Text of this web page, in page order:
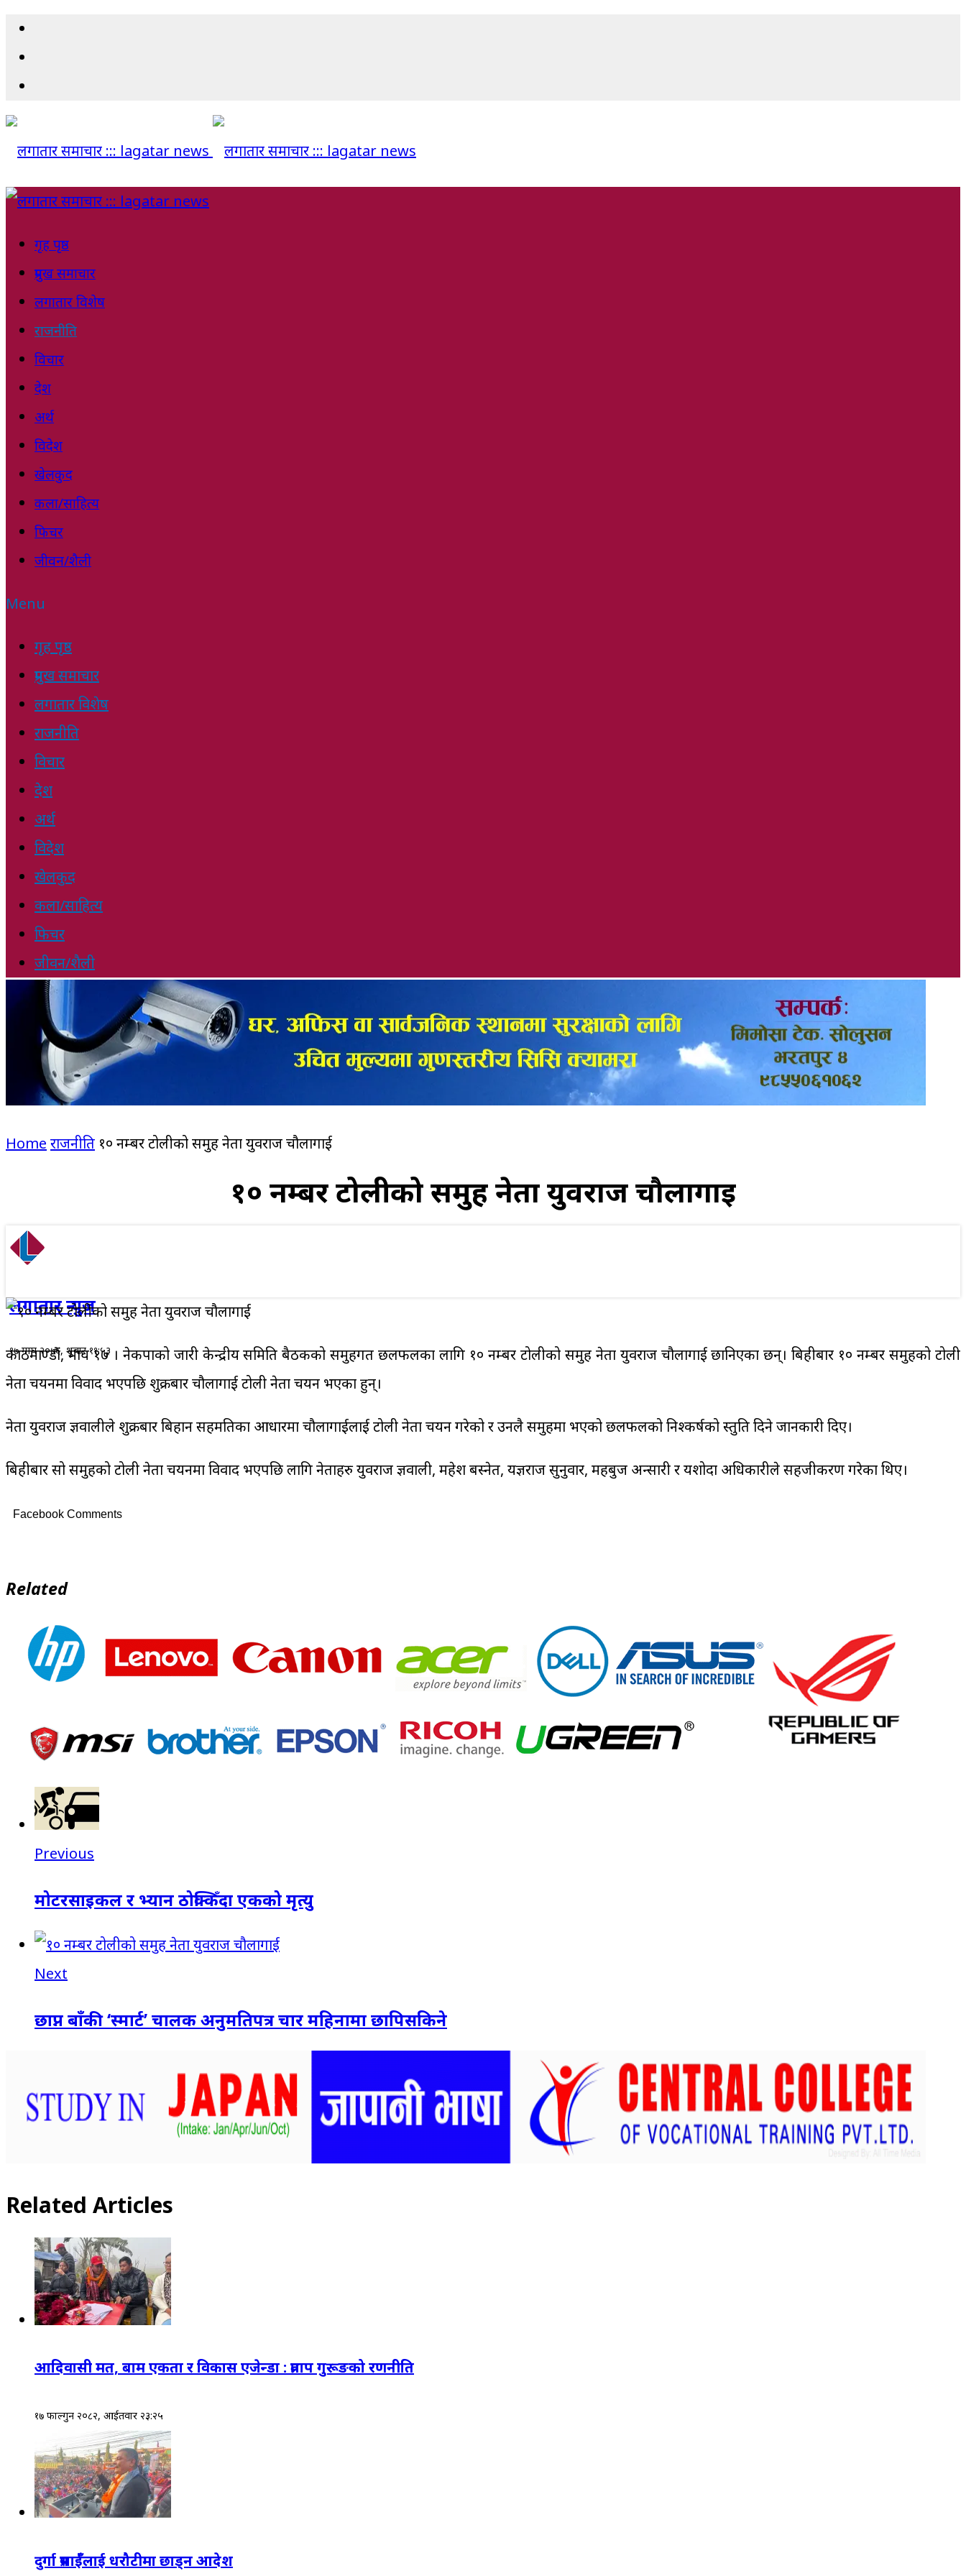
गृह पृष्ठ
प्रमुख समाचार
लगातार विशेष
राजनीति
विचार
देश
अर्थ
विदेश
खेलकुद
कला/साहित्य
फिचर
जीवन/शैली
Menu
गृह पृष्ठ
प्रमुख समाचार
लगातार विशेष
राजनीति
विचार
देश
अर्थ
विदेश
खेलकुद
कला/साहित्य
फिचर
जीवन/शैली
Home राजनीति १० नम्बर टोलीको समुह नेता युवराज चौलागाई
१० नम्बर टोलीको समुह नेता युवराज चौलागाई
लगातार न्युज
१७ माघ २०७६, शुक्रबार ११:५३
काठमाण्डौं, माघ १७ । नेकपाको जारी केन्द्रीय समिति बैठकको समुहगत छलफलका लागि १० नम्बर टोलीको समुह नेता युवराज चौलागाई छानिएका छन्। बिहीबार १० नम्बर समुहको टोली
नेता चयनमा विवाद भएपछि शुक्रबार चौलागाई टोली नेता चयन भएका हुन्।
नेता युवराज ज्ञवालीले शुक्रबार बिहान सहमतिका आधारमा चौलागाईलाई टोली नेता चयन गरेको र उनलै समुहमा भएको छलफलको निश्कर्षको प्रस्तुति दिने जानकारी दिए।
बिहीबार सो समुहको टोली नेता चयनमा विवाद भएपछि लागि नेताहरु युवराज ज्ञवाली, महेश बस्नेत, यज्ञराज सुनुवार, महबुज अन्सारी र यशोदा अधिकारीले सहजीकरण गरेका थिए।
Facebook Comments
Related
Previous
मोटरसाइकल र भ्यान ठोक्किँदा एकको मृत्यु
Next
छाप्न बाँकी ‘स्मार्ट’ चालक अनुमतिपत्र चार महिनामा छापिसकिने
Related Articles
आदिवासी मत, बाम एकता र विकास एजेन्डा : प्रताप गुरूङको रणनीति
१७ फाल्गुन २०८२, आईतवार २३:२५
दुर्गा प्रसाईँलाई धरौटीमा छाड्न आदेश